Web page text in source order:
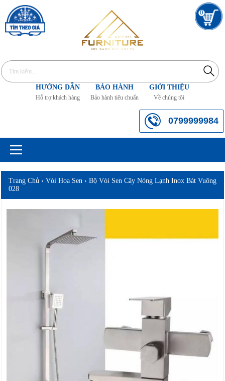
0
HƯỚNG DẪN
Hỗ trợ khách hàng
BẢO HÀNH
Bảo hành tiêu chuẩn
GIỚI THIỆU
Về chúng tôi
0799999984
Trang Chủ ›Vòi Hoa Sen ›Bộ Vòi Sen Cây Nóng Lạnh Inox Bát Vuông
028